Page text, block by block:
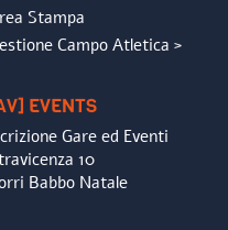
Stampa
Campo Atletica >
EVENTS
Gare ed Eventi
10
Babbo Natale